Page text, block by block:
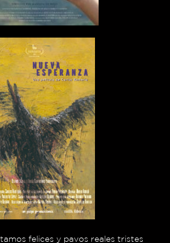
felices y pavos reales tristes